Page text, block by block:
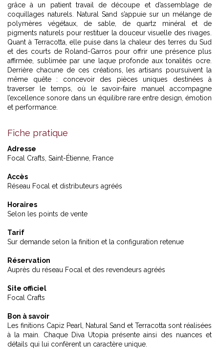
grâce à un patient travail de découpe et d’assemblage de
coquillages naturels. Natural Sand s’appuie sur un mélange de
polymères végétaux, de sable, de quartz minéral et de
pigments naturels pour restituer la douceur visuelle des rivages.
Quant à Terracotta, elle puise dans la chaleur des terres du Sud
et des courts de Roland-Garros pour offrir une présence plus
affirmée, sublimée par une laque profonde aux tonalités ocre.
Derrière chacune de ces créations, les artisans poursuivent la
même quête : concevoir des pièces uniques destinées à
traverser le temps, où le savoir-faire manuel accompagne
l’excellence sonore dans un équilibre rare entre design, émotion
et performance.
Fiche pratique
Adresse
Focal Crafts, Saint-Étienne, France
Accès
Réseau Focal et distributeurs agréés
Horaires
Selon les points de vente
Tarif
Sur demande selon la finition et la configuration retenue
Réservation
Auprès du réseau Focal et des revendeurs agréés
Site officiel
Focal Crafts
Bon à savoir
Les finitions Capiz Pearl, Natural Sand et Terracotta sont réalisées
à la main. Chaque Diva Utopia présente ainsi des nuances et
détails qui lui confèrent un caractère unique.